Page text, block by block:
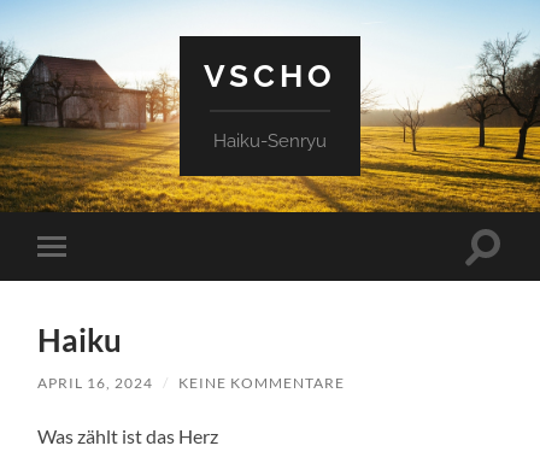
VSCHO
Haiku-Senryu
Mobile-
Menü
Haiku
APRIL 16, 2024 / KEINE KOMMENTARE
Was zählt ist das Herz